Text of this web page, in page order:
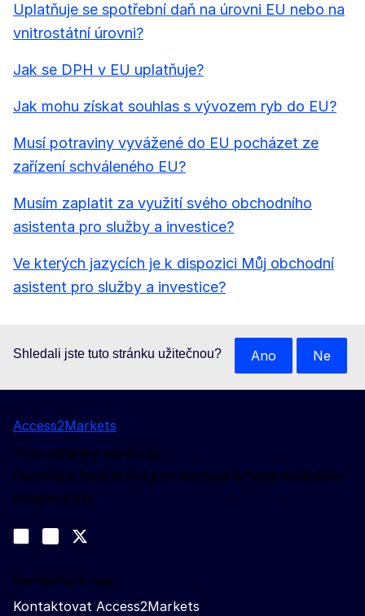
Uplatňuje se spotřební daň na úrovni EU nebo na
vnitrostátní úrovni?
Jak se DPH v EU uplatňuje?
Jak mohu získat souhlas s vývozem ryb do EU?
Musí potraviny vyvážené do EU pocházet ze
zařízení schváleného EU?
Musím zaplatit za využití svého obchodního
asistenta pro služby a investice?
Ve kterých jazycích je k dispozici Můj obchodní
asistent pro služby a investice?
Shledali jste tuto stránku užitečnou? Ano Ne
Access2Markets
Tyto stránky spravuje:
Generální ředitelství pro obchod a hospodářskou
bezpečnost
Join us on LinkedIn
Trade-Off podcast
Kontaktujte nás
Kontaktovat Access2Markets